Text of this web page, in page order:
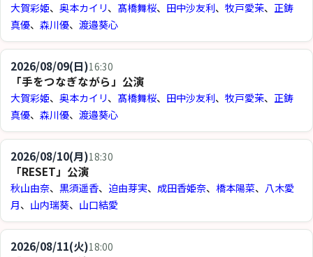
大賀彩姫、 奥本カイリ、 髙橋舞桜、 田中沙友利、 牧戸愛茉、 正鋳
真優、 森川優、 渡邉葵心
2026/08/09(日)16:30
「手をつなぎながら」公演
大賀彩姫、 奥本カイリ、 髙橋舞桜、 田中沙友利、 牧戸愛茉、 正鋳
真優、 森川優、 渡邉葵心
2026/08/10(月)18:30
「RESET」公演
秋山由奈、 黒須遥香、 迫由芽実、 成田香姫奈、 橋本陽菜、 八木愛
月、 山内瑞葵、 山口結愛
2026/08/11(火)18:00